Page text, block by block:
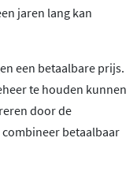
jaren lang kan
een betaalbare prijs.
te houden kunnen
door de
betaalbaar